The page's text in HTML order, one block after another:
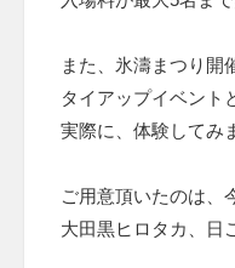
また、氷濤まつり開
タイアップイベント
実際に、体験してみ
ご用意頂いたのは、
大田黒ヒロタカ、日